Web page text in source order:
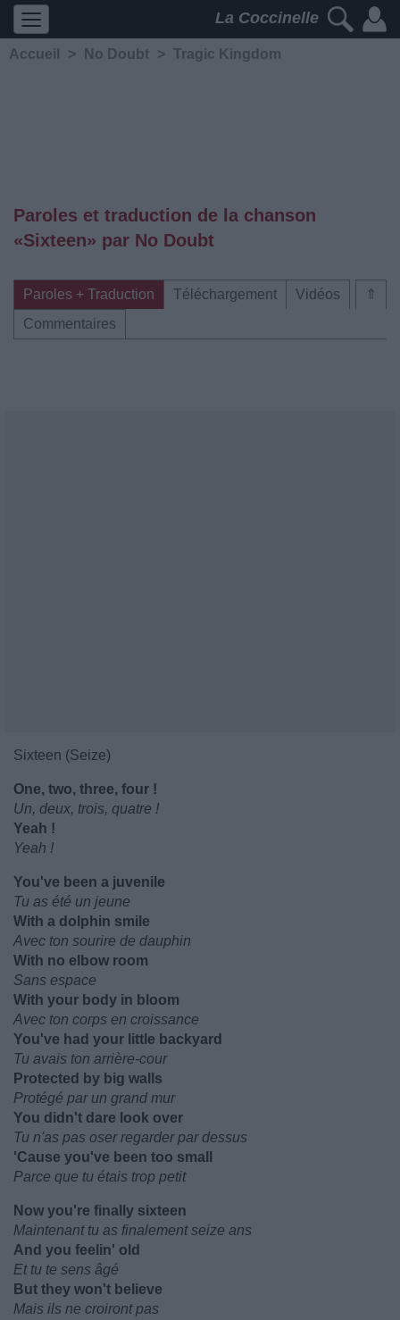
La Coccinelle
Accueil > No Doubt > Tragic Kingdom
Paroles et traduction de la chanson
«Sixteen» par No Doubt
⇑
Paroles + Traduction Téléchargement
Vidéos
Commentaires
Sixteen (Seize)
One, two, three, four !
Un, deux, trois, quatre !
Yeah !
Yeah !
You've been a juvenile
Tu as été un jeune
With a dolphin smile
Avec ton sourire de dauphin
With no elbow room
Sans espace
With your body in bloom
Avec ton corps en croissance
You've had your little backyard
Tu avais ton arrière-cour
Protected by big walls
Protégé par un grand mur
You didn't dare look over
Tu n'as pas oser regarder par dessus
'Cause you've been too small
Parce que tu étais trop petit
Now you're finally sixteen
Maintenant tu as finalement seize ans
And you feelin' old
Et tu te sens âgé
But they won't believe
Mais ils ne croiront pas